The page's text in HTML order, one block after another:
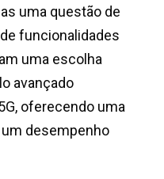
uma questão de
funcionalidades
uma escolha
avançado
oferecendo uma
desempenho